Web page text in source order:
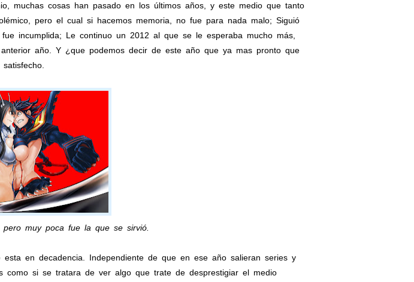
muchas cosas han pasado en los últimos años, y este medio que tanto
pero el cual si hacemos memoria, no fue para nada malo; Siguió
incumplida; Le continuo un 2012 al que se le esperaba mucho más,
año. Y ¿que podemos decir de este año que ya mas pronto que
muy poca fue la que se sirvió.
en decadencia. Independiente de que en ese año salieran series y
como si se tratara de ver algo que trate de desprestigiar el medio